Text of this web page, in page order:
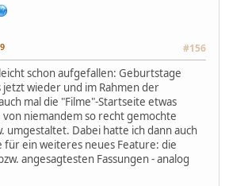
#156
schon aufgefallen: Geburtstage
wieder und im Rahmen der
mal die "Filme"-Startseite etwas
niemandem so recht gemochte
umgestaltet. Dabei hatte ich dann auch
für ein weiteres neues Feature: die
angesagtesten Fassungen - analog